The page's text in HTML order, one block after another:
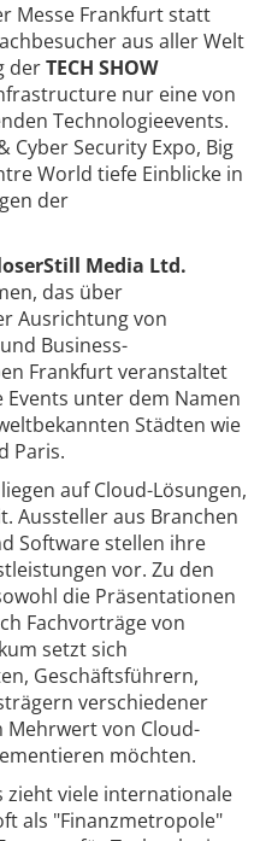
Messe Frankfurt statt
aus aller Welt
derTECH SHOW
nur eine von
Technologieevents.
Cyber Security Expo, Big
World tiefe Einblicke in
der
Media Ltd.
das über
Ausrichtung von
Business-
Frankfurt veranstaltet
Events unter dem Namen
Städten wie
Paris.
auf Cloud-Lösungen,
Aussteller aus Branchen
Software stellen ihre
vor. Zu den
die Präsentationen
Fachvorträge von
setzt sich
Geschäftsführern,
verschiedener
Mehrwert von Cloud-
möchten.
zieht viele internationale
als "Finanzmetropole"